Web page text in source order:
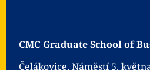
CMC Graduate School of
Čelákovice, Náměstí 5.